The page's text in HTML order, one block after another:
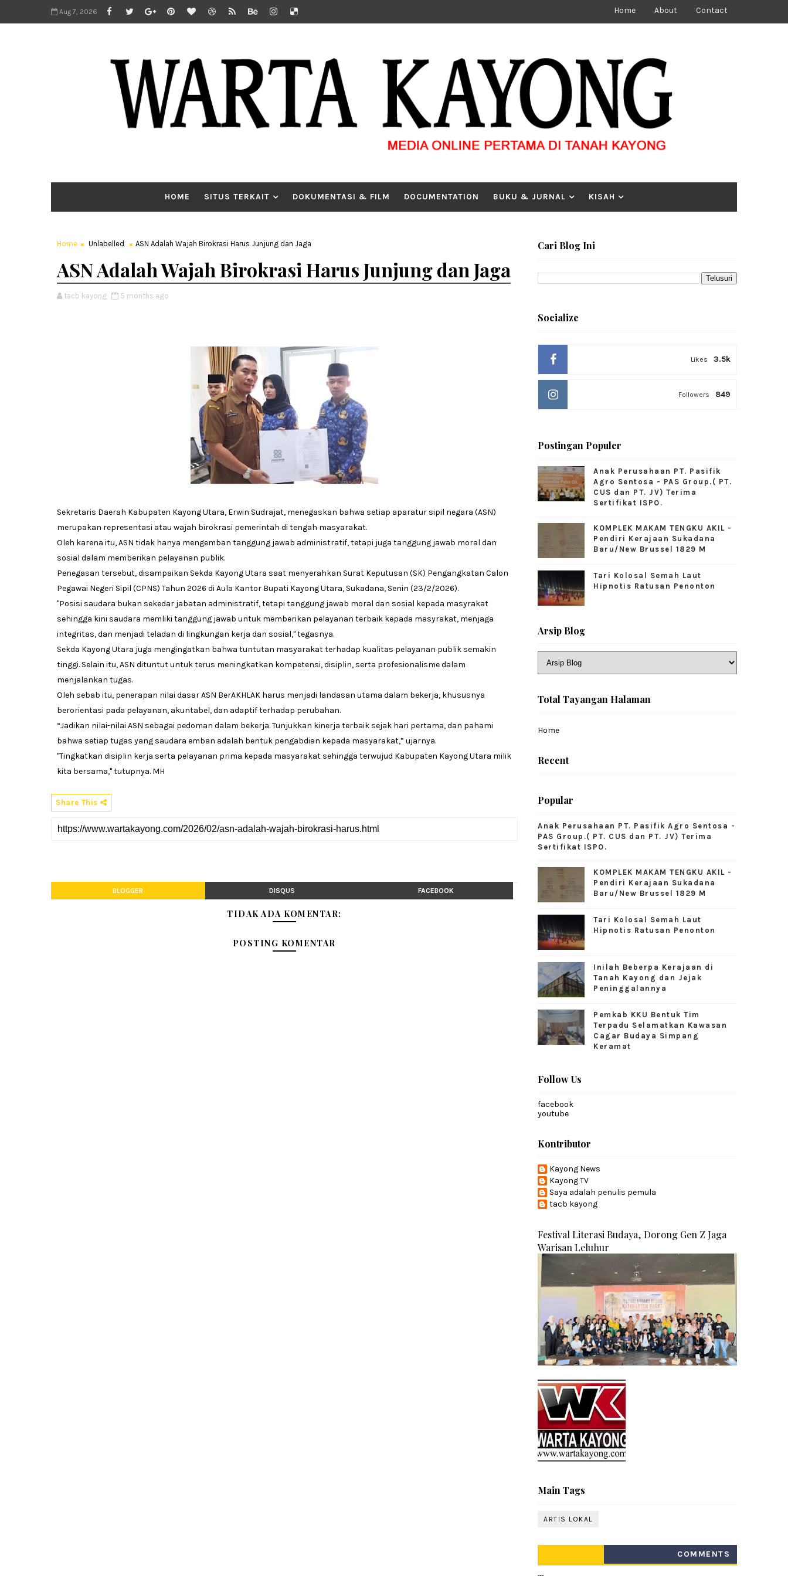
Aug 7, 2026 Home About Contact
HOME SITUS TERKAIT DOKUMENTASI & FILM DOCUMENTATION BUKU & JURNAL KISAH
Home Unlabelled ASN Adalah Wajah Birokrasi Harus Junjung dan Jaga
ASN Adalah Wajah Birokrasi Harus Junjung dan Jaga
tacb kayong 5 months ago
Sekretaris Daerah Kabupaten Kayong Utara, Erwin Sudrajat, menegaskan bahwa setiap aparatur sipil negara (ASN)
merupakan representasi atau wajah birokrasi pemerintah di tengah masyarakat.
Oleh karena itu, ASN tidak hanya mengemban tanggung jawab administratif, tetapi juga tanggung jawab moral dan
sosial dalam memberikan pelayanan publik.
Penegasan tersebut, disampaikan Sekda Kayong Utara saat menyerahkan Surat Keputusan (SK) Pengangkatan Calon
Pegawai Negeri Sipil (CPNS) Tahun 2026 di Aula Kantor Bupati Kayong Utara, Sukadana, Senin (23/2/2026).
"Posisi saudara bukan sekedar jabatan administratif, tetapi tanggung jawab moral dan sosial kepada masyrakat
sehingga kini saudara memliki tanggung jawab untuk memberikan pelayanan terbaik kepada masyrakat, menjaga
integritas, dan menjadi teladan di lingkungan kerja dan sosial," tegasnya.
Sekda Kayong Utara juga mengingatkan bahwa tuntutan masyarakat terhadap kualitas pelayanan publik semakin
tinggi. Selain itu, ASN dituntut untuk terus meningkatkan kompetensi, disiplin, serta profesionalisme dalam
menjalankan tugas.
Oleh sebab itu, penerapan nilai dasar ASN BerAKHLAK harus menjadi landasan utama dalam bekerja, khususnya
berorientasi pada pelayanan, akuntabel, dan adaptif terhadap perubahan.
“Jadikan nilai-nilai ASN sebagai pedoman dalam bekerja. Tunjukkan kinerja terbaik sejak hari pertama, dan pahami
bahwa setiap tugas yang saudara emban adalah bentuk pengabdian kepada masyarakat,” ujarnya.
"Tingkatkan disiplin kerja serta pelayanan prima kepada masyarakat sehingga terwujud Kabupaten Kayong Utara milik
kita bersama," tutupnya. MH
Share This
BLOGGER DISQUS FACEBOOK
TIDAK ADA KOMENTAR:
POSTING KOMENTAR
Cari Blog Ini
Socialize
3.5k
Likes
849
Followers
Postingan Populer
Anak Perusahaan PT. Pasifik
Agro Sentosa - PAS Group.( PT.
CUS dan PT. JV) Terima
Sertifikat ISPO.
KOMPLEK MAKAM TENGKU AKIL -
Pendiri Kerajaan Sukadana
Baru/New Brussel 1829 M
Tari Kolosal Semah Laut
Hipnotis Ratusan Penonton
Arsip Blog
Total Tayangan Halaman
Home
Recent
Popular
Anak Perusahaan PT. Pasifik Agro Sentosa -
PAS Group.( PT. CUS dan PT. JV) Terima
Sertifikat ISPO.
KOMPLEK MAKAM TENGKU AKIL -
Pendiri Kerajaan Sukadana
Baru/New Brussel 1829 M
Tari Kolosal Semah Laut
Hipnotis Ratusan Penonton
Inilah Beberpa Kerajaan di
Tanah Kayong dan Jejak
Peninggalannya
Pemkab KKU Bentuk Tim
Terpadu Selamatkan Kawasan
Cagar Budaya Simpang
Keramat
Follow Us
facebook
youtube
Kontributor
Kayong News
Kayong TV
Saya adalah penulis pemula
tacb kayong
Festival Literasi Budaya, Dorong Gen Z Jaga
Warisan Leluhur
Main Tags
ARTIS LOKAL
COMMENTS